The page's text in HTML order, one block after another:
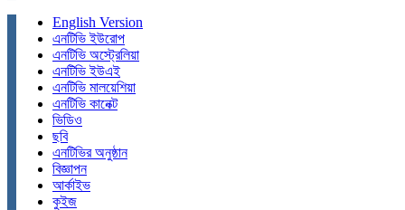
English Version
এনটিভি ইউরোপ
এনটিভি অস্ট্রেলিয়া
এনটিভি ইউএই
এনটিভি মালয়েশিয়া
এনটিভি কানেক্ট
ভিডিও
ছবি
এনটিভির অনুষ্ঠান
বিজ্ঞাপন
আর্কাইভ
কুইজ